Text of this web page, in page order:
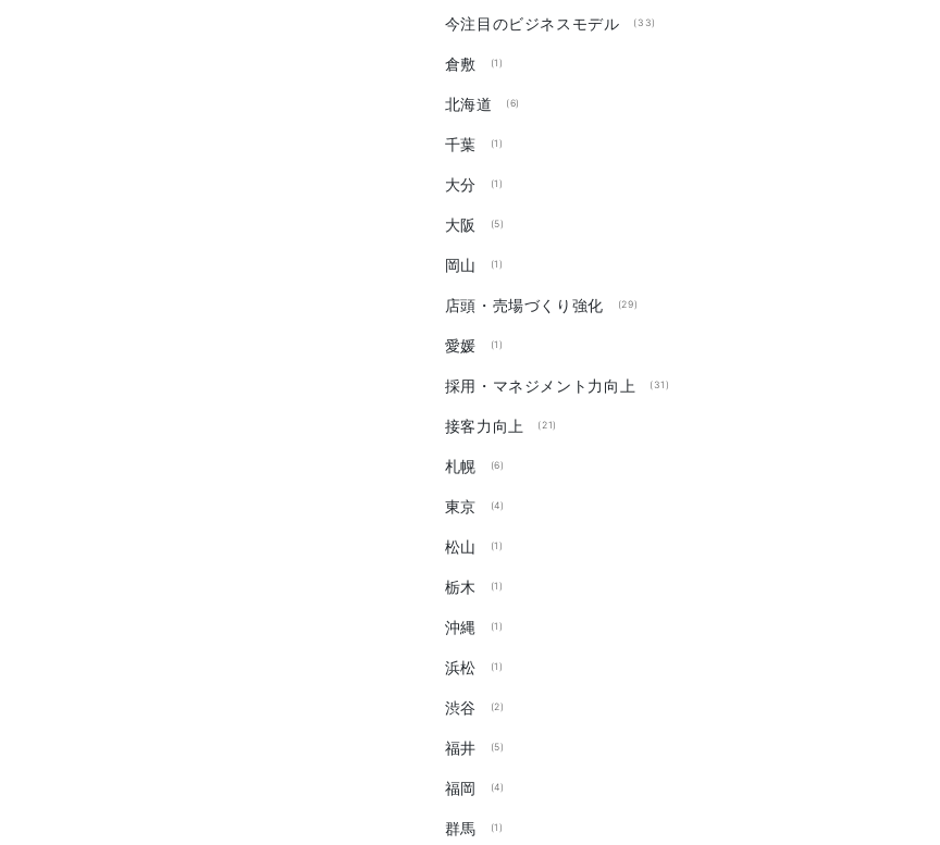
今注目のビジネスモデル (33)
倉敷 (1)
北海道 (6)
千葉 (1)
大分 (1)
大阪 (5)
岡山 (1)
店頭・売場づくり強化 (29)
愛媛 (1)
採用・マネジメント力向上 (31)
接客力向上 (21)
札幌 (6)
東京 (4)
松山 (1)
栃木 (1)
沖縄 (1)
浜松 (1)
渋谷 (2)
福井 (5)
福岡 (4)
群馬 (1)